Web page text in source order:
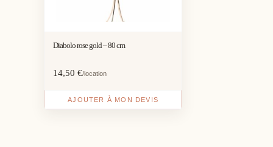
Diabolo rose gold – 80 cm
14,50 €/location
AJOUTER À MON DEVIS